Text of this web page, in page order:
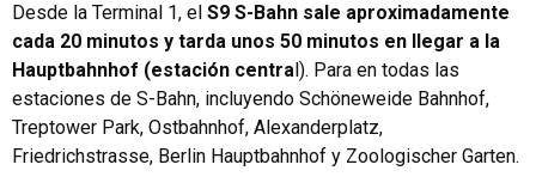
Desde la Terminal 1, el S9 S-Bahn sale aproximadamente
cada 20 minutos y tarda unos 50 minutos en llegar a la
Hauptbahnhof (estación centra l). Para en todas las
estaciones de S-Bahn, incluyendo Schöneweide Bahnhof,
Treptower Park, Ostbahnhof, Alexanderplatz,
Friedrichstrasse, Berlin Hauptbahnhof y Zoologischer Garten.